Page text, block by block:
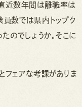
近数年間は離職率は
員数では県内トップク
のでしょうか。そこに
フェアな考課がありま